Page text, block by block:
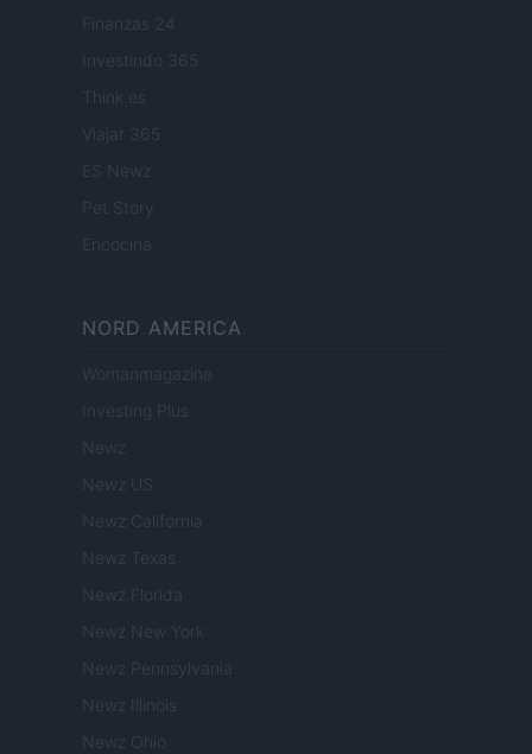
Finanzas 24
Investindo 365
Think.es
Viajar 365
ES Newz
Encocina
NORD AMERICA
Womanmagazine
Investing Plus
Newz
Newz US
Newz California
Newz Texas
Newz Florida
Newz New York
Newz Pennsylvania
Newz Illinois
Newz Ohio